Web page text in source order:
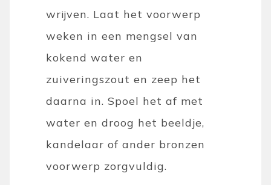
wrijven. Laat het voorwerp
weken in een mengsel van
kokend water en
zuiveringszout en zeep het
daarna in. Spoel het af met
water en droog het beeldje,
kandelaar of ander bronzen
voorwerp zorgvuldig.